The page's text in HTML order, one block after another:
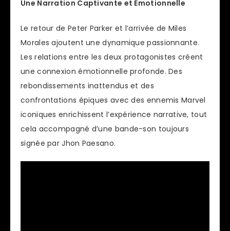
Une Narration Captivante et Émotionnelle
Le retour de Peter Parker et l’arrivée de Miles
Morales ajoutent une dynamique passionnante.
Les relations entre les deux protagonistes créent
une connexion émotionnelle profonde. Des
rebondissements inattendus et des
confrontations épiques avec des ennemis Marvel
iconiques enrichissent l’expérience narrative, tout
cela accompagné d’une bande-son toujours
signée par Jhon Paesano.